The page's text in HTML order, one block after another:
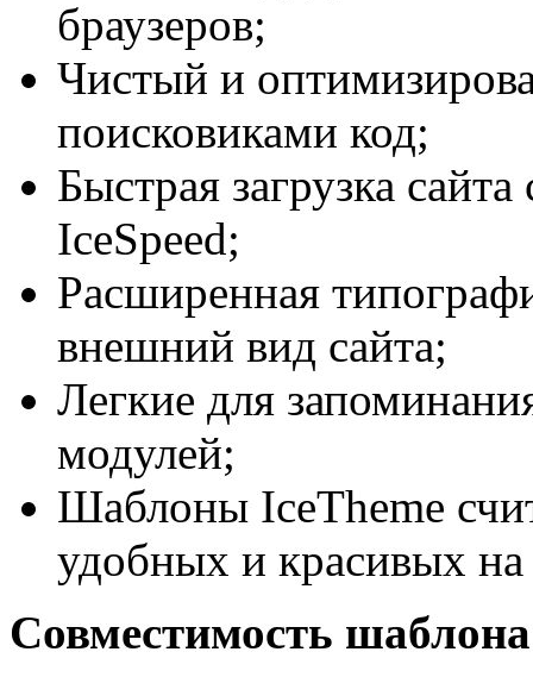
браузеров;
Чистый и
поисковиками код;
Быстрая загрузка
IceSpeed;
Расширенная
внешний вид сайта;
Легкие для
модулей;
Шаблоны IceTheme
удобных и красивых
Совместимость шаблона